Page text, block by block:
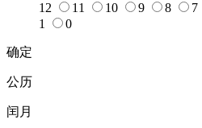
12
11 10 9 8 7
1
0
确定
公历
闰月